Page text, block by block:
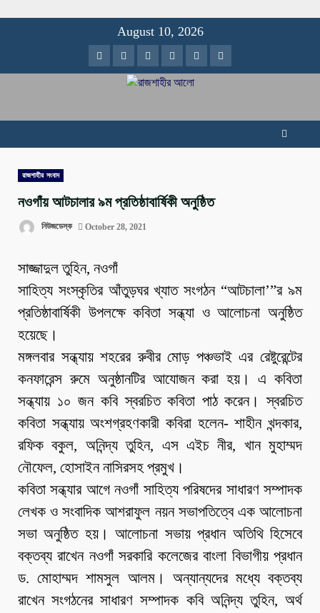
August 10, 2026
Facebook
TwitterInstagram
Youtube
VK LinkedIn
রাজশাহীর সংবাদ
নওগাঁয় আটচালার ৯ম প্রতিষ্ঠাবার্ষিকী অনুষ্ঠিত
নিউজডেস্ক October 28, 2021
সাজ্জাদুল তুহিন, নওগাঁ
সাহিত্য সংস্কৃতির আঁতুড়ঘর খ্যাত সংগঠন “আটচালা’”র ৯ম
প্রতিষ্ঠাবার্ষিকী উপলক্ষে কবিতা সন্ধ্যা ও আলোচনা অনুষ্ঠিত
হয়েছে।
মঙ্গলবার সন্ধ্যায় শহরের রুবীর মোড় পঞ্চভাই এর রেষ্টুরেন্টের
কনফারেন্স রুমে অনুষ্ঠানটির আযোজন করা হয়। এ কবিতা
সন্ধ্যায় ১০ জন কবি স্বরচিত কবিতা পাঠ করেন। স্বরচিত
কবিতা সন্ধ্যায় অংশগ্রহণকারী কবিরা হলেন- শাহীন খন্দকার,
রফিক বকুল, অনিন্দ্য তুহিন, এস এইচ নীর, খান মুহাম্মদ
নৌফেল, হোসাইন নাসিরসহ প্রমুখ।
কবিতা সন্ধ্যার আগে নওগাঁ সাহিত্য পরিষদের সাধারণ সম্পাদক
লেখক ও সংবাদিক আশরাফুল নয়ন সভাপতিত্বে এক আলোচনা
সভা অনুষ্ঠিত হয়। আলোচনা সভায় প্রধান অতিথি হিসেবে
বক্তব্য রাখেন নওগাঁ সরকারি কলেজের বাংলা বিভাগীয় প্রধান
ড. মোহাম্মদ শামসুল আলম। অন্যান্যদের মধ্যে বক্তব্য
রাখেন সংগঠনের সাধারণ সম্পাদক কবি অনিন্দ্য তুহিন, অর্থ